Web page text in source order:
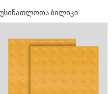
უსინათლოთა ბილიკი